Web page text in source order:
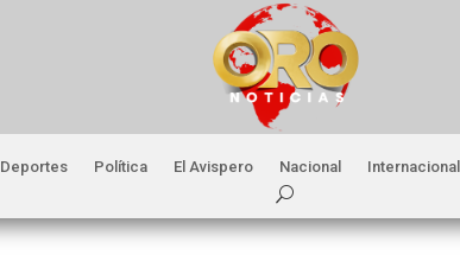
Deportes Política El Avispero Nacional Internacional